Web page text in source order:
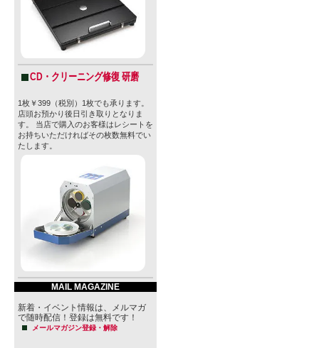
CD・クリーニング修復 研磨
1枚￥399（税別）1枚でも承ります。
店頭お預かり後日引き取りとなりま
す。 当店で購入のお客様はレシートを
お持ちいただければその枚数無料でい
たします。
MAIL MAGAZINE
新着・イベント情報は、メルマガ
で随時配信！登録は無料です！
メールマガジン登録・解除